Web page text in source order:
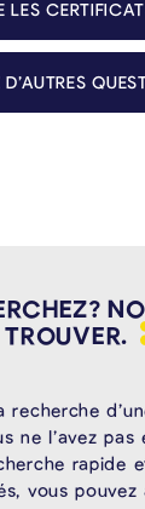
LES
TROUVER.
recherche
ne l’avez
rapide
vous